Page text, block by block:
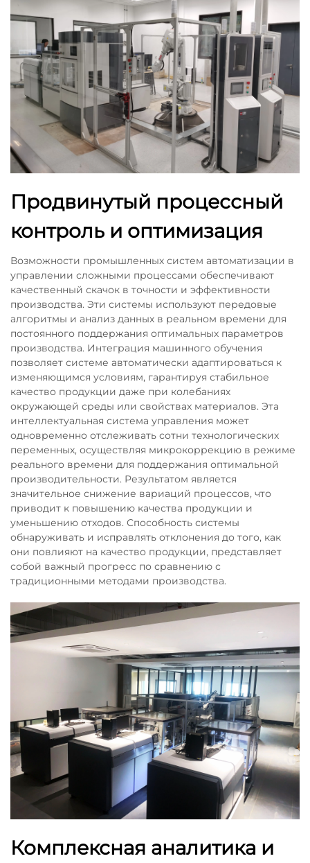
Продвинутый процессный
контроль и оптимизация
Возможности промышленных систем автоматизации в
управлении сложными процессами обеспечивают
качественный скачок в точности и эффективности
производства. Эти системы используют передовые
алгоритмы и анализ данных в реальном времени для
постоянного поддержания оптимальных параметров
производства. Интеграция машинного обучения
позволяет системе автоматически адаптироваться к
изменяющимся условиям, гарантируя стабильное
качество продукции даже при колебаниях
окружающей среды или свойствах материалов. Эта
интеллектуальная система управления может
одновременно отслеживать сотни технологических
переменных, осуществляя микрокоррекцию в режиме
реального времени для поддержания оптимальной
производительности. Результатом является
значительное снижение вариаций процессов, что
приводит к повышению качества продукции и
уменьшению отходов. Способность системы
обнаруживать и исправлять отклонения до того, как
они повлияют на качество продукции, представляет
собой важный прогресс по сравнению с
традиционными методами производства.
Комплексная аналитика и